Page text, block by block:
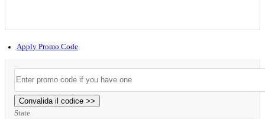
Apply Promo Code
Convalida il codice >>
State